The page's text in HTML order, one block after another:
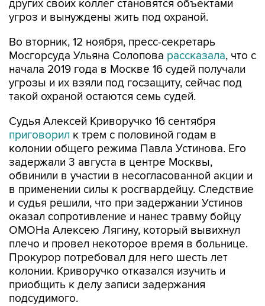
Во вторник, 12 ноября, пресс-секретарь
начала 2019 года в Москве 16 судей получали
угрозы и их взяли под госзащиту, сейчас под
такой охраной остаются семь судей.
Судья Алексей Криворучко 16 сентября
колонии общего режима Павла Устинова. Его
задержали 3 августа в центре Москвы,
обвинили в участии в несогласованной акции и
в применении силы к росгвардейцу. Следствие
и судья решили, что при задержании Устинов
оказал сопротивление и нанес травму бойцу
ОМОНа Алексею Лягину, который вывихнул
плечо и провел некоторое время в больнице.
Прокурор потребовал для него шесть лет
колонии. Криворучко отказался изучить и
приобщить к делу записи задержания
подсудимого.
После этого приговор оспорила